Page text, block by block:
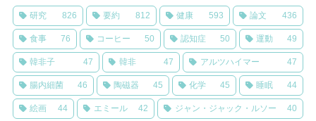
研究 826 要約 812 健康 593 論文 436
食事 76 コーヒー 50 認知症 50 運動 49
韓非子 47 韓非 47 アルツハイマー 47
腸内細菌 46 陶磁器 45 化学 45 睡眠 44
絵画 44 エミール 42 ジャン・ジャック・ルソー 40